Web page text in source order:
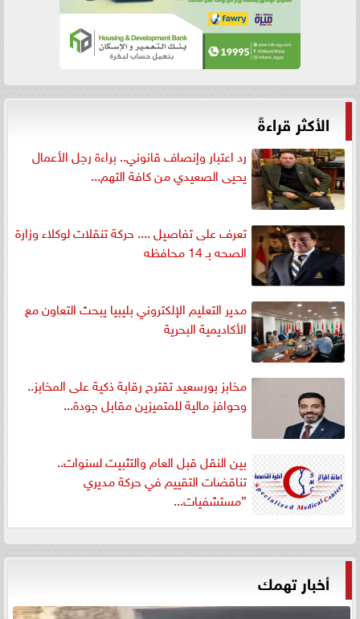
الأكثر قراءةً
رد اعتبار وإنصاف قانوني.. براءة رجل الأعمال
يحيى الصعيدي من كافة التهم...
تعرف على تفاصيل .... حركة تنقلات لوكلاء وزارة
الصحه بـ 14 محافظه
مدير التعليم الإلكتروني بليبيا يبحث التعاون مع
الأكاديمية البحرية
مخابز بورسعيد تقترح رقابة ذكية على المخابز..
وحوافز مالية للمتميزين مقابل جودة...
بين النقل قبل العام والتثبيت لسنوات..
تناقضات التقييم في حركة مديري
”مستشفيات...
أخبار تهمك